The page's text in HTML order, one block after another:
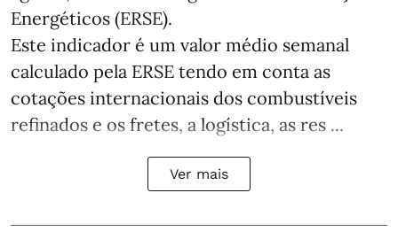
Energéticos (ERSE).
Este indicador é um valor médio semanal
calculado pela ERSE tendo em conta as
cotações internacionais dos combustíveis
refinados e os fretes, a logística, as res ...
Ver mais